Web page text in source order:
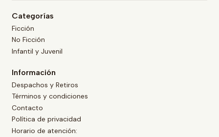
Categorías
Ficción
No Ficción
Infantil y Juvenil
Información
Despachos y Retiros
Términos y condiciones
Contacto
Política de privacidad
Horario de atención: